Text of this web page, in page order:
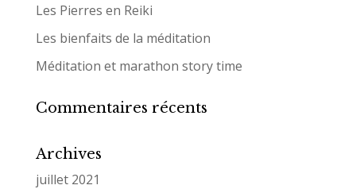
Les Pierres en Reiki
Les bienfaits de la méditation
Méditation et marathon story time
Commentaires récents
Archives
juillet 2021